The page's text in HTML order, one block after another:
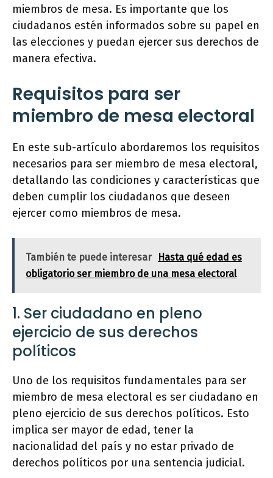
miembros de mesa. Es importante que los
ciudadanos estén informados sobre su papel en
las elecciones y puedan ejercer sus derechos de
manera efectiva.
Requisitos para ser
miembro de mesa electoral
En este sub-artículo abordaremos los requisitos
necesarios para ser miembro de mesa electoral,
detallando las condiciones y características que
deben cumplir los ciudadanos que deseen
ejercer como miembros de mesa.
También te puede interesar
Hasta qué edad es
obligatorio ser miembro de una mesa electoral
1. Ser ciudadano en pleno
ejercicio de sus derechos
políticos
Uno de los requisitos fundamentales para ser
miembro de mesa electoral es ser ciudadano en
pleno ejercicio de sus derechos políticos. Esto
implica ser mayor de edad, tener la
nacionalidad del país y no estar privado de
derechos políticos por una sentencia judicial.